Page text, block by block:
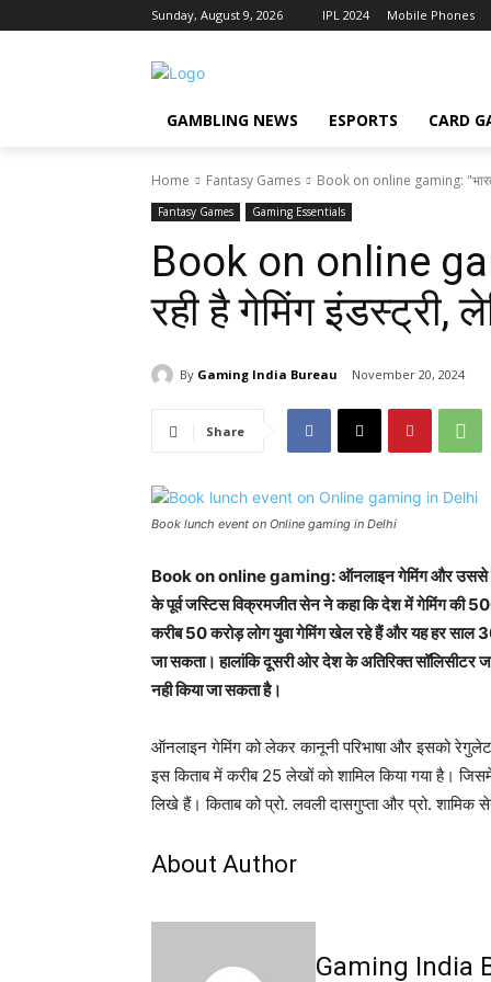
Sunday, August 9, 2026 IPL 2024 Mobile Phones
GAMBLING NEWS ESPORTS CARD
Home Fantasy Games Book on online gaming: "भारत
Fantasy Games Gaming Essentials
Book on online
रही है गेमिंग इंडस्ट्री,
By Gaming India Bureau November 20, 2024
Share
Book lunch event on Online gaming in Delhi
Book on online gaming: ऑनलाइन गेमिंग और उससे
के पूर्व जस्टिस विक्रमजीत सेन ने कहा कि देश में गेमिंग की
करीब 50 करोड़ लोग युवा गेमिंग खेल रहे हैं और यह हर साल
जा सकता। हालांकि दूसरी ओर देश के अतिरिक्त सॉलिसीटर
नही किया जा सकता है।
ऑनलाइन गेमिंग को लेकर कानूनी परिभाषा और इसको
इस किताब में करीब 25 लेखों को शामिल किया गया है।
लिखे हैं। किताब को प्रो. लवली दासगुप्ता और प्रो. शामिक
About Author
Gaming India